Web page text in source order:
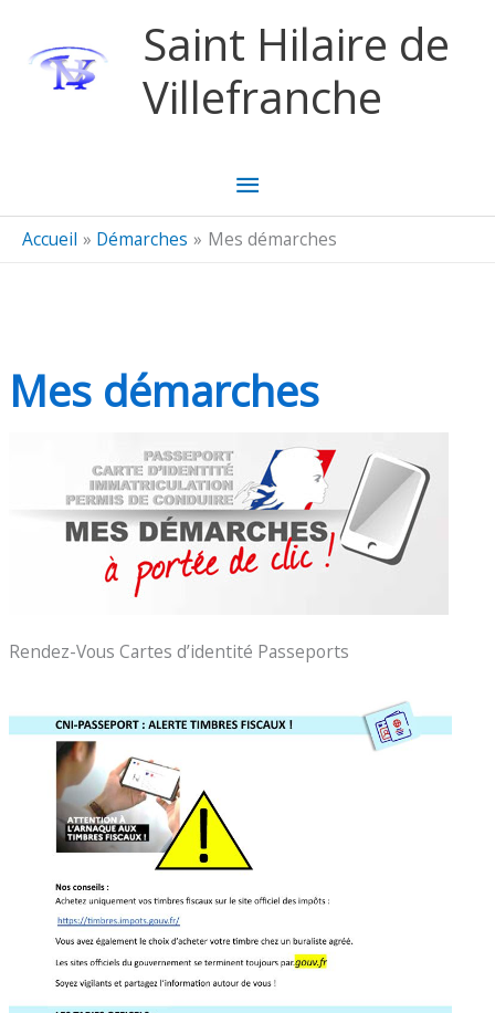
Saint Hilaire de
Villefranche
Menu
principal
Accueil Démarches Mes démarches
Mes démarches
Rendez-Vous Cartes d’identité Passeports